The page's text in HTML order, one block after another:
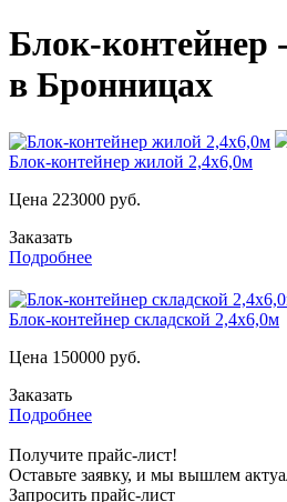
Блок-контейнер
в Бронницах
Блок-контейнер жилой 2,4х6,0м
Цена 223000 руб.
Заказать
Подробнее
Блок-контейнер складской 2,4х6,0м
Цена 150000 руб.
Заказать
Подробнее
Получите прайс-лист!
Оставьте заявку, и мы вышлем
Запросить прайс-лист